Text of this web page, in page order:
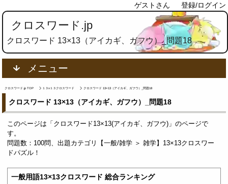
ゲストさん 登録/ログイン
クロスワード.jp
クロスワード 13×13（アイカギ、ガフウ）_問題18
メニュー
クロスワード.jp TOP １３x１３クロスワード クロスワード 13×13（アイカギ、ガフウ）_問題18
クロスワード 13×13（アイカギ、ガフウ）_問題18
このページは「クロスワード13×13(アイカギ、ガフウ)」のページで
す。
問題数：100問、出題カテゴリ【一般/雑学 ＞ 雑学】13×13クロスワー
ドパズル！
一般用語13×13クロスワード 総合ランキング